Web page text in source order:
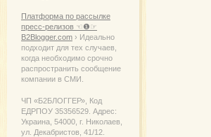
Платформа по рассылке
пресс-релизов ☜❶☞
B2Blogger.com › Идеально
подходит для тех случаев,
когда необходимо срочно
распространить сообщение
компании в СМИ.
ЧП «Б2БЛОГГЕР», Код
ЕДРПОУ 35356529. Адрес:
Украина, 54000, г. Николаев,
ул. Декабристов, 41/12.